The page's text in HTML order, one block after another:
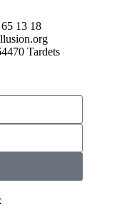
13 18
Tardets